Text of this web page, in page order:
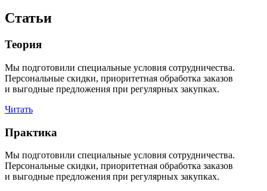
Статьи
Теория
Мы подготовили специальные условия сотрудничества.
Персональные скидки, приоритетная обработка заказов
и выгодные предложения при регулярных закупках.
Читать
Практика
Мы подготовили специальные условия сотрудничества.
Персональные скидки, приоритетная обработка заказов
и выгодные предложения при регулярных закупках.